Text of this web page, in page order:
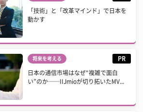
「技術」と「改革マインド」で日本を
動かす
将来を考える PR
日本の通信市場はなぜ“複雑で面白
い”のか──IIJmioが切り拓いたMV...